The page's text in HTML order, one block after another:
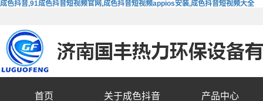
成色抖音,91成色抖音短视频官网,成色抖音短视频appios安装,成色抖音短视频大全
首页 关于成色抖音 产品中心